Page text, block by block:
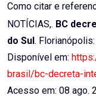
Como citar e
NOTÍCIAS,. BC
do Sul .
Disponível em:
brasil/bc-decreta-
Acesso em: 08 ago.